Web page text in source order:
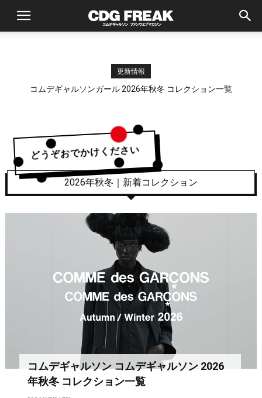
更新情報
コムデギャルソン コムデギャルソン 2026年秋冬 コレクション一覧
どうぞおでかけください
2026年秋冬｜新着コレクション
コムデギャルソン コムデギャルソン 2026
年秋冬 コレクション一覧